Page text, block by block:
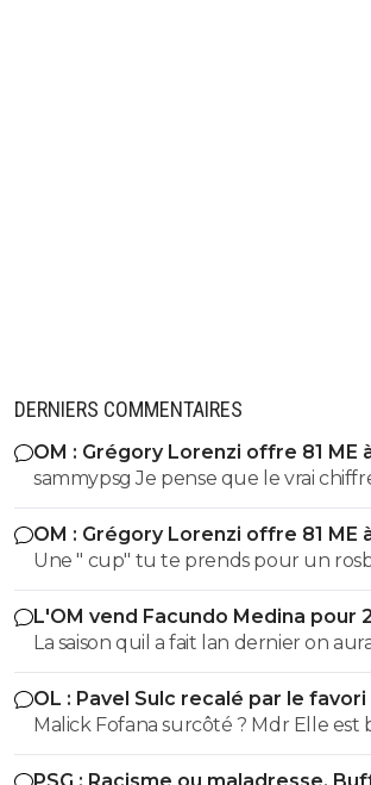
DERNIERS COMMENTAIRES
OM : Grégory Lorenzi offre 81 ME
sammypsg Je pense que le vrai
700 M
OM : Grégory Lorenzi offre 81 ME
Une " cup" tu te prends pour un
L'OM vend Facundo Medina pour
La saison quil a fait lan dernier on
son poste ils auraient pas fait pire, il a
saison et le peu de fois où on l'a vue
lors de quel match tu l'a vu bon,
bide et ses croissants a la place des
OL : Pavel Sulc recalé par le
Malick Fofana
PSG : Racisme ou maladresse,